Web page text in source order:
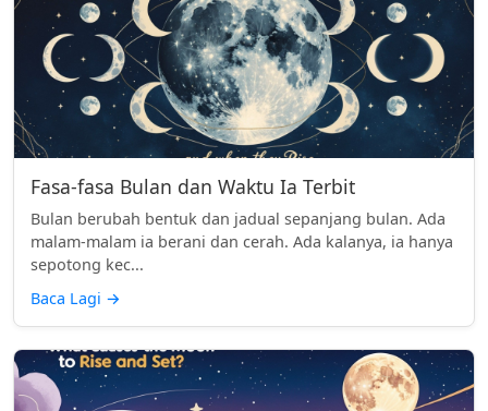
Fasa-fasa Bulan dan Waktu Ia Terbit
Bulan berubah bentuk dan jadual sepanjang bulan. Ada
malam-malam ia berani dan cerah. Ada kalanya, ia hanya
sepotong kec...
Baca Lagi →